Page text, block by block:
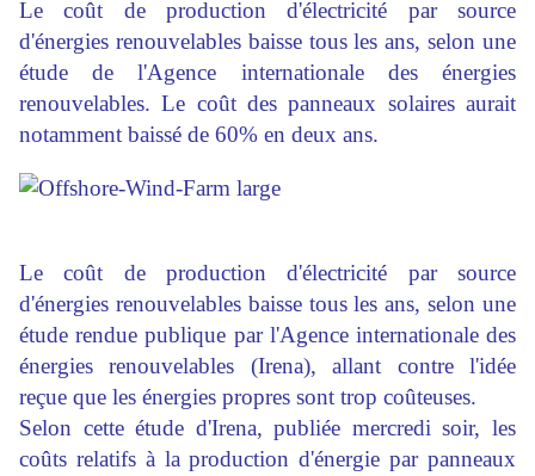
Le coût de production d'électricité par source
d'énergies renouvelables baisse tous les ans, selon une
étude de l'Agence internationale des énergies
renouvelables. Le coût des panneaux solaires aurait
notamment baissé de 60% en deux ans.
Le coût de production d'électricité par source
d'énergies renouvelables baisse tous les ans, selon une
étude rendue publique par l'Agence internationale des
énergies renouvelables (Irena), allant contre l'idée
reçue que les énergies propres sont trop coûteuses.
Selon cette étude d'Irena, publiée mercredi soir, les
coûts relatifs à la production d'énergie par panneaux